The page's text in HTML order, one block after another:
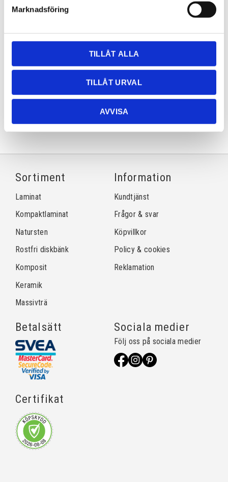
Marknadsföring
TILLÅT ALLA
TILLÅT URVAL
AVVISA
Lagerstatus
Lagervara
Artikelnr
scememt
cosentino.com/sv-se/silestone/
Dela med dig
Sortiment
Laminat
Kompaktlaminat
Natursten
Rostfri diskbänk
Komposit
Keramik
Massivträ
Information
Kundtjänst
Frågor & svar
Köpvillkor
Policy & cookies
Reklamation
Betalsätt
Certifikat
Sociala medier
Följ oss på sociala medier